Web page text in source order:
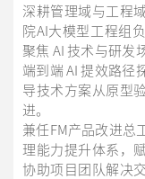
深耕管理域与工程
院AI大模型工程组
聚焦 AI 技术与研发
端到端 AI 提效路径
导技术方案从原型
进。
兼任FM产品改进总
理能力提升体系，
协助项目团队解决